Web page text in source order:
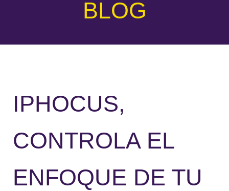
BLOG
IPHOCUS,
CONTROLA EL
ENFOQUE DE TU